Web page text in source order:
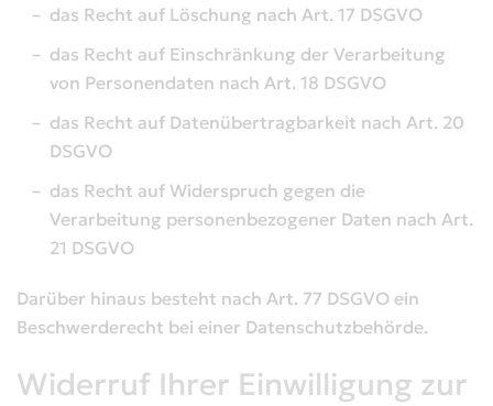
das Recht auf Löschung nach Art. 17 DSGVO
das Recht auf Einschränkung der Verarbeitung
von Personendaten nach Art. 18 DSGVO
das Recht auf Datenübertragbarkeit nach Art. 20
DSGVO
das Recht auf Widerspruch gegen die
Verarbeitung personenbezogener Daten nach Art.
21 DSGVO
Darüber hinaus besteht nach Art. 77 DSGVO ein
Beschwerderecht bei einer Datenschutzbehörde.
Widerruf Ihrer Einwilligung zur